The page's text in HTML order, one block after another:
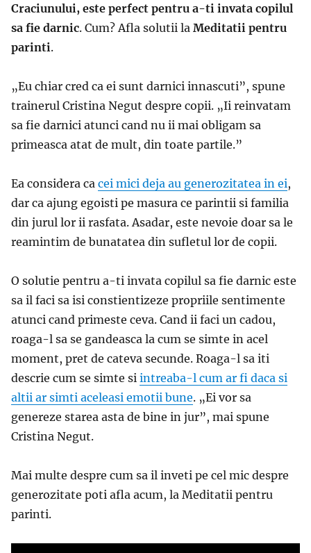
Craciunului, este perfect pentru a-ti invata copilul
sa fie darnic. Cum? Afla solutii la Meditatii pentru
parinti.
„Eu chiar cred ca ei sunt darnici innascuti”, spune
trainerul Cristina Negut despre copii. „Ii reinvatam
sa fie darnici atunci cand nu ii mai obligam sa
primeasca atat de mult, din toate partile.”
Ea considera ca cei mici deja au generozitatea in ei,
dar ca ajung egoisti pe masura ce parintii si familia
din jurul lor ii rasfata. Asadar, este nevoie doar sa le
reamintim de bunatatea din sufletul lor de copii.
O solutie pentru a-ti invata copilul sa fie darnic este
sa il faci sa isi constientizeze propriile sentimente
atunci cand primeste ceva. Cand ii faci un cadou,
roaga-l sa se gandeasca la cum se simte in acel
moment, pret de cateva secunde. Roaga-l sa iti
descrie cum se simte si intreaba-l cum ar fi daca si
altii ar simti aceleasi emotii bune. „Ei vor sa
genereze starea asta de bine in jur”, mai spune
Cristina Negut.
Mai multe despre cum sa il inveti pe cel mic despre
generozitate poti afla acum, la Meditatii pentru
parinti.